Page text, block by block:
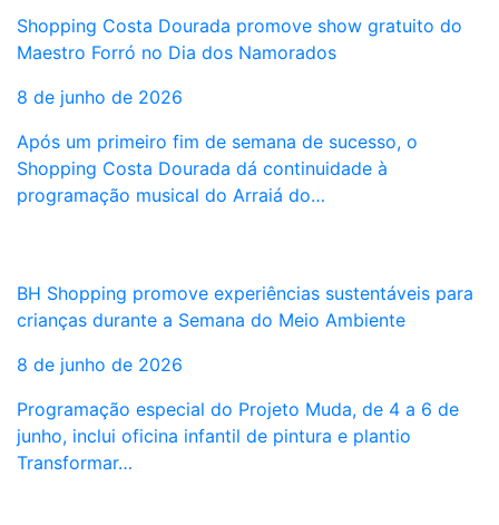
Shopping Costa Dourada promove show gratuito do
Maestro Forró no Dia dos Namorados
8 de junho de 2026
Após um primeiro fim de semana de sucesso, o
Shopping Costa Dourada dá continuidade à
programação musical do Arraiá do…
BH Shopping promove experiências sustentáveis para
crianças durante a Semana do Meio Ambiente
8 de junho de 2026
Programação especial do Projeto Muda, de 4 a 6 de
junho, inclui oficina infantil de pintura e plantio
Transformar…